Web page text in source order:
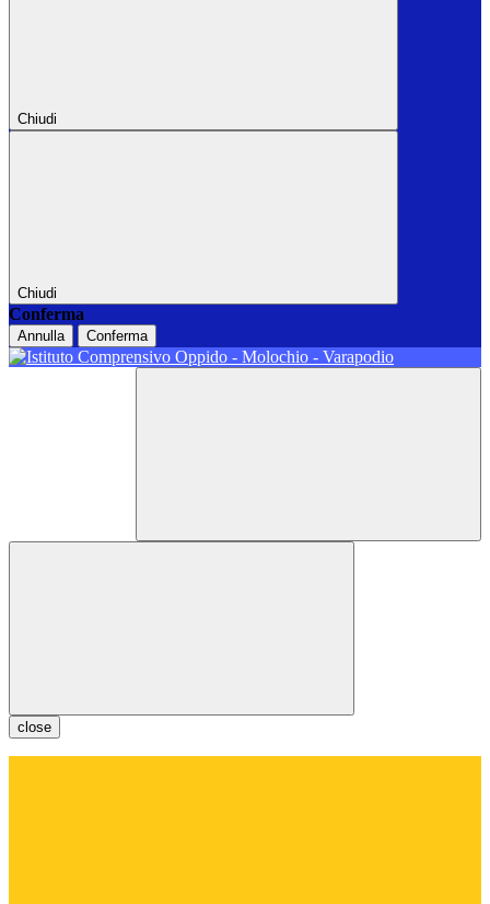
Chiudi
Chiudi
Conferma
Annulla Conferma
close